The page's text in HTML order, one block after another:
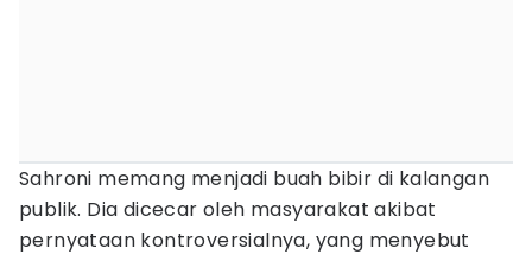
Sahroni memang menjadi buah bibir di kalangan
publik. Dia dicecar oleh masyarakat akibat
pernyataan kontroversialnya, yang menyebut